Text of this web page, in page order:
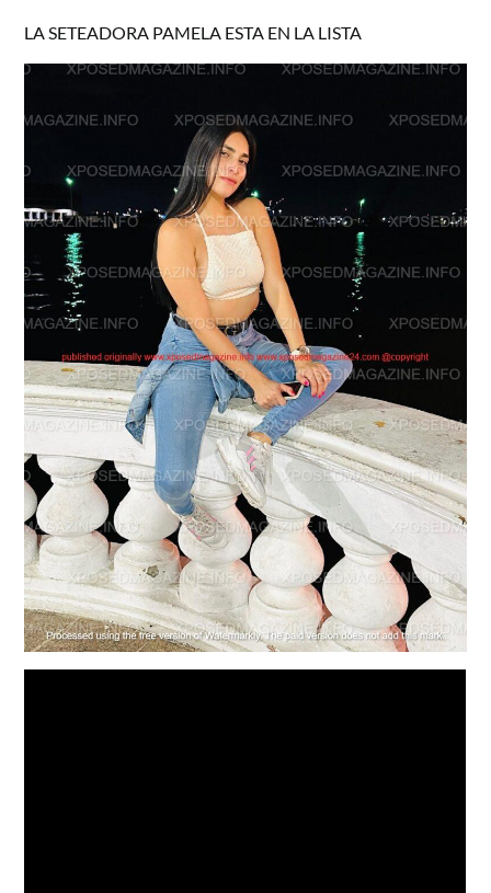
LA SETEADORA PAMELA ESTA EN LA LISTA